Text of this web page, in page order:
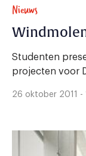
Nieuws
Studenten
projecten voor
26 oktober 2011 -